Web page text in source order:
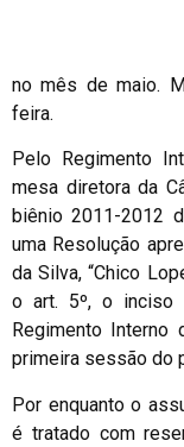
no mês de maio.
feira.
Pelo Regimento
mesa diretora da
biênio 2011-2012
uma Resolução
da Silva, “Chico
o art. 5º, o inciso
Regimento Interno
primeira sessão do
Por enquanto o
é tratado com